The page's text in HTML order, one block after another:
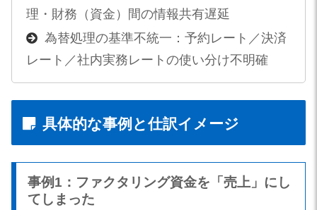
理・財務（資金）間の情報共有遅延
為替処理の基準不統一：予約レート／決済
レート／社内実務レートの使い分け不明確
具体的な事例と仕訳イメージ
事例1：ファクタリング資金を「売上」にし
てしまった